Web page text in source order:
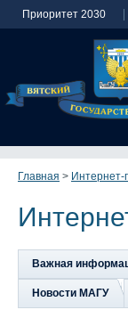
Приоритет 2030
Главная > Интернет-
Важная
Новости МАГУ